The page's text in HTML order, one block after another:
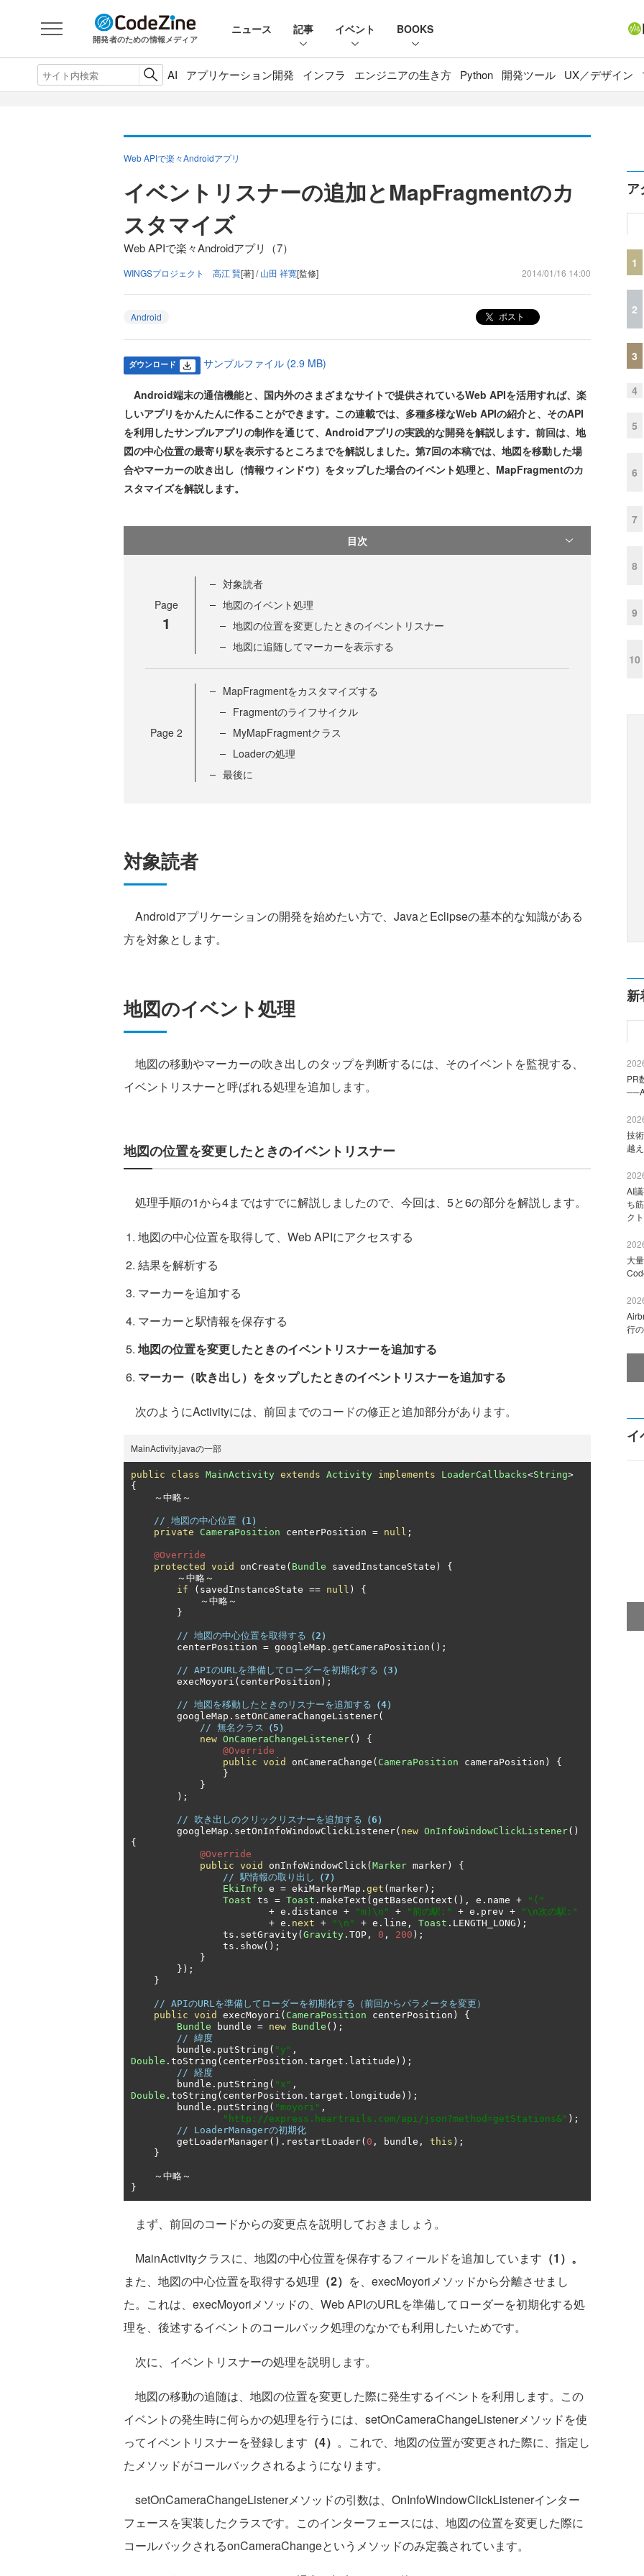
開発者のための情報メディア
ニュース 記事 イベント BOOKS
AI アプリケーション開発 インフラ エンジニアの生き方 Python 開発ツール UX／デザイン
Web APIで楽々Androidアプリ
イベントリスナーの追加とMapFragmentのカ
スタマイズ
Web APIで楽々Androidアプリ（7）
WINGSプロジェクト 高江 賢[著] /山田 祥寛[監修] 2014/01/16 14:00
Android ポスト
ダウンロード サンプルファイル (2.9 MB)
Android端末の通信機能と、国内外のさまざまなサイトで提供されているWeb APIを活用すれば、楽
しいアプリをかんたんに作ることができます。この連載では、多種多様なWeb APIの紹介と、そのAPI
を利用したサンプルアプリの制作を通じて、Androidアプリの実践的な開発を解説します。前回は、地
図の中心位置の最寄り駅を表示するところまでを解説しました。第7回の本稿では、地図を移動した場
合やマーカーの吹き出し（情報ウィンドウ）をタップした場合のイベント処理と、MapFragmentのカ
スタマイズを解説します。
目次
Page
1
対象読者
地図のイベント処理
地図の位置を変更したときのイベントリスナー
地図に追随してマーカーを表示する
Page 2
MapFragmentをカスタマイズする
Fragmentのライフサイクル
MyMapFragmentクラス
Loaderの処理
最後に
対象読者
Androidアプリケーションの開発を始めたい方で、JavaとEclipseの基本的な知識がある
方を対象とします。
地図のイベント処理
地図の移動やマーカーの吹き出しのタップを判断するには、そのイベントを監視する、
イベントリスナーと呼ばれる処理を追加します。
地図の位置を変更したときのイベントリスナー
処理手順の1から4まではすでに解説しましたので、今回は、5と6の部分を解説します。
地図の中心位置を取得して、Web APIにアクセスする
結果を解析する
マーカーを追加する
マーカーと駅情報を保存する
地図の位置を変更したときのイベントリスナーを追加する
マーカー（吹き出し）をタップしたときのイベントリスナーを追加する
次のようにActivityには、前回までのコードの修正と追加部分があります。
MainActivity.javaの一部
public class MainActivity extends Activity implements LoaderCallbacks<String>
{
～中略～
// 地図の中心位置 （1）
private
CameraPosition centerPosition = null ;
@Override
protected
void onCreate ( Bundle savedInstanceState )
{
～中略～
if
( savedInstanceState == null )
{
～中略～
}
// 地図の中心位置を取得する （2）
        centerPosition
= googleMap . getCameraPosition ();
// APIのURLを準備してローダーを初期化する （3）
        execMoyori
( centerPosition );
// 地図を移動したときのリスナーを追加する （4）
        googleMap
. setOnCameraChangeListener(
// 無名クラス （5）
new OnCameraChangeListener()
{
@Override
public void onCameraChange ( CameraPosition cameraPosition )
{
}
}
);
// 吹き出しのクリックリスナーを追加する （6）
        googleMap
. setOnInfoWindowClickListener( new OnInfoWindowClickListener()
{
@Override
public void onInfoWindowClick( Marker marker )
{
// 駅情報の取り出し
（7）
EkiInfo e = ekiMarkerMap . get ( marker );
Toast ts = Toast . makeText ( getBaseContext (), e . name +
"("
+ e . distance + "m)\n" + "前の駅:" + e . prev +
"\n次の駅:"
+ e . next + "\n" + e . line , Toast . LENGTH_LONG );
                ts
. setGravity( Gravity . TOP , 0 , 200 );
                ts
. show();
}
});
}
// APIのURLを準備してローダーを初期化する（前回からパラメータを変更）
public void execMoyori ( CameraPosition centerPosition )
{
Bundle bundle = new Bundle ();
// 緯度
        bundle
. putString ( "y" ,
Double . toString ( centerPosition . target . latitude ));
// 経度
        bundle
. putString ( "x" ,
Double . toString ( centerPosition . target . longitude ));
        bundle
. putString ( "moyori" ,
"http://express.heartrails.com/api/json?method=getStations&" );
// LoaderManagerの初期化
        getLoaderManager
(). restartLoader( 0 , bundle , this );
}
～中略～
}
まず、前回のコードからの変更点を説明しておきましょう。
MainActivityクラスに、地図の中心位置を保存するフィールドを追加しています （1）。
また、地図の中心位置を取得する処理 （2） を、execMoyoriメソッドから分離させまし
た。これは、execMoyoriメソッドの、Web APIのURLを準備してローダーを初期化する処
理を、後述するイベントのコールバック処理のなかでも利用したいためです。
次に、イベントリスナーの処理を説明します。
地図の移動の追随は、地図の位置を変更した際に発生するイベントを利用します。この
イベントの発生時に何らかの処理を行うには、setOnCameraChangeListenerメソッドを使
ってイベントリスナーを登録します （4） 。これで、地図の位置が変更された際に、指定し
たメソッドがコールバックされるようになります。
setOnCameraChangeListenerメソッドの引数は、OnInfoWindowClickListenerインター
フェースを実装したクラスです。このインターフェースには、地図の位置を変更した際に
コールバックされるonCameraChangeというメソッドのみ定義されています。
ア
1
2
3
4
5
6
7
8
9
10
新
PR
技
越
AI
ち
ク
大
行
イ